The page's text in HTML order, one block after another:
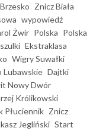
Znicz Biała
wypowiedź
Żwir Polska Polska
Ekstraklasa
Wigry Suwałki
Lubawskie Dajtki
Nowy Dwór
Królikowski
Płuciennik Znicz
Jegliński Start